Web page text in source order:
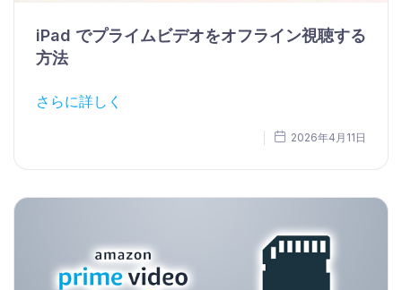
iPad でプライムビデオをオフライン視聴する
方法
さらに詳しく
2026年4月11日